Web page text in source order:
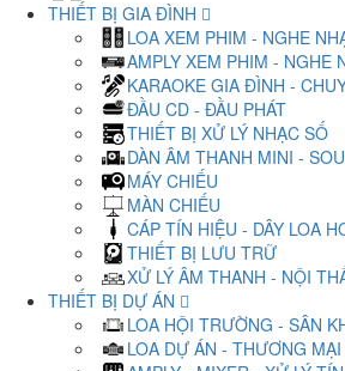
THIẾT BỊ GIA ĐÌNH
LOA XEM PHIM - NGHE
AMPLY XEM PHIM - NGHE
KARAOKE GIA ĐÌNH -
ĐẦU CD - ĐẦU PHÁT
THIẾT BỊ XỬ LÝ NHẠC SỐ
DÀN ÂM THANH MINI -
MÁY CHIẾU
MÀN CHIẾU
CÁP TÍN HIỆU - DÂY LOA
THIẾT BỊ LƯU TRỮ
XỬ LÝ ÂM THANH - NỘI
THIẾT BỊ DỰ ÁN
LOA HỘI TRƯỜNG - SÂN
LOA DỰ ÁN - THƯƠNG MẠI